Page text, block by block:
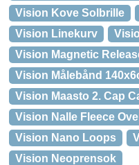
Vision Kove Solbrille
Vision Linekurv
Vision Magnetic
Vision Målebånd
Vision Maasto 2. Cap
Vision Nalle Fleece
Vision Nano Loops
Vision Neoprensok